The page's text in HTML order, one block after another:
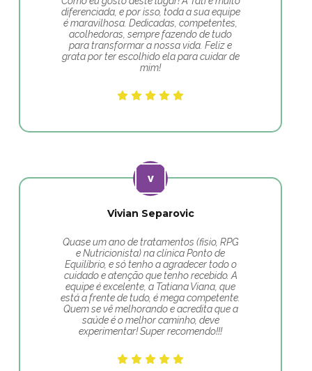
diferenciada, e por isso, toda a sua equipe
é maravilhosa. Dedicadas, competentes,
acolhedoras, sempre fazendo de tudo
para transformar a nossa vida. Feliz e
grata por ter escolhido ela para cuidar de
mim!
Vivian Separovic
Quase um ano de tratamentos (fisio, RPG
e Nutricionista) na clínica Ponto de
Equilíbrio, e só tenho a agradecer todo o
cuidado e atenção que tenho recebido. A
equipe é excelente, a Tatiana Viana, que
está a frente de tudo, é mega competente.
Quem se vê melhorando e acredita que a
saúde é o melhor caminho, deve
experimentar! Super recomendo!!!